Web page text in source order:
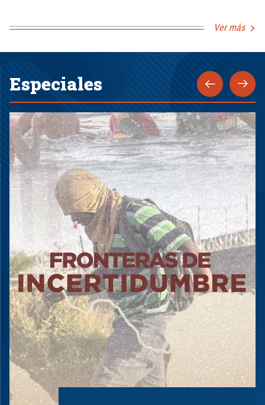
Ver más
Especiales